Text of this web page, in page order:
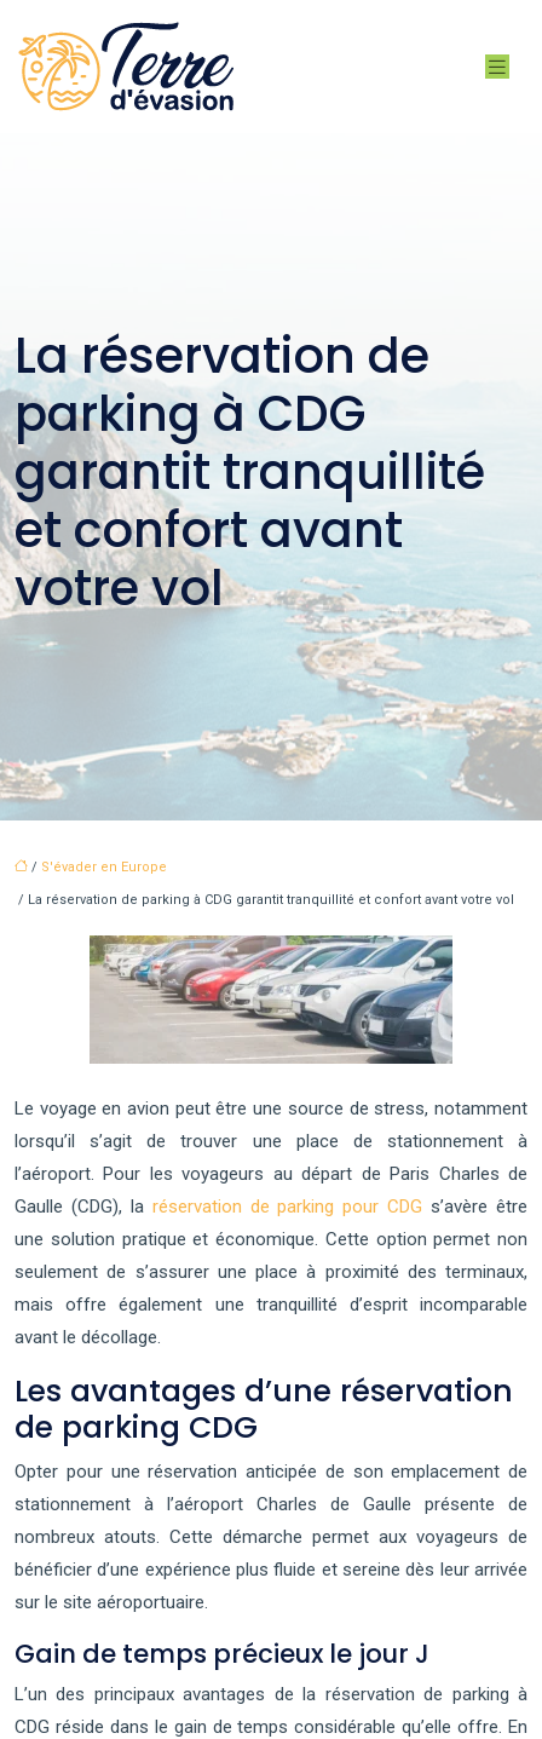
La réservation de
parking à CDG
garantit tranquillité
et confort avant
votre vol
/ S'évader en Europe
/ La réservation de parking à CDG garantit tranquillité et confort avant votre vol
Le voyage en avion peut être une source de stress, notamment
lorsqu’il s’agit de trouver une place de stationnement à
l’aéroport. Pour les voyageurs au départ de Paris Charles de
Gaulle (CDG), la réservation de parking pour CDG s’avère être
une solution pratique et économique. Cette option permet non
seulement de s’assurer une place à proximité des terminaux,
mais offre également une tranquillité d’esprit incomparable
avant le décollage.
Les avantages d’une réservation
de parking CDG
Opter pour une réservation anticipée de son emplacement de
stationnement à l’aéroport Charles de Gaulle présente de
nombreux atouts. Cette démarche permet aux voyageurs de
bénéficier d’une expérience plus fluide et sereine dès leur arrivée
sur le site aéroportuaire.
Gain de temps précieux le jour J
L’un des principaux avantages de la réservation de parking à
CDG réside dans le gain de temps considérable qu’elle offre. En